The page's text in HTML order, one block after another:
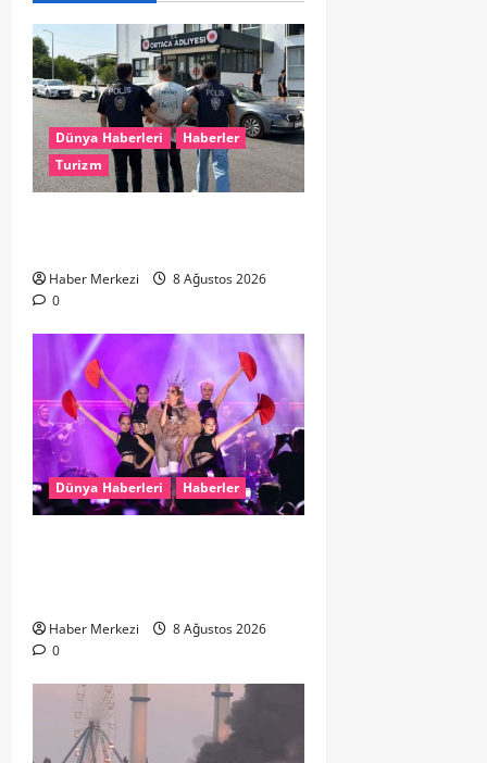
Dünya Haberleri
Haberler
Turizm
Haber Merkezi
8 Ağustos 2026
0
Dünya Haberleri Haberler
Haber Merkezi
8 Ağustos 2026
0